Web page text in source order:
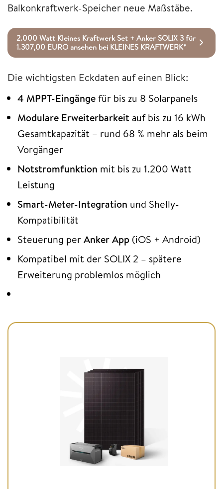
Balkonkraftwerk-Speicher neue Maßstäbe.
2.000 Watt Kleines Kraftwerk Set + Anker SOLIX 3 für
1.307,00 EURO ansehen bei KLEINES KRAFTWERK*
Die wichtigsten Eckdaten auf einen Blick:
4 MPPT-Eingängefür bis zu 8 Solarpanels
Modulare Erweiterbarkeit auf bis zu 16 kWh
Gesamtkapazität – rund 68 % mehr als beim
Vorgänger
Notstromfunktion mit bis zu 1.200 Watt
Leistung
Smart-Meter-Integration und Shelly-
Kompatibilität
Steuerung perAnker App (iOS + Android)
Kompatibel mit der SOLIX 2 – spätere
Erweiterung problemlos möglich